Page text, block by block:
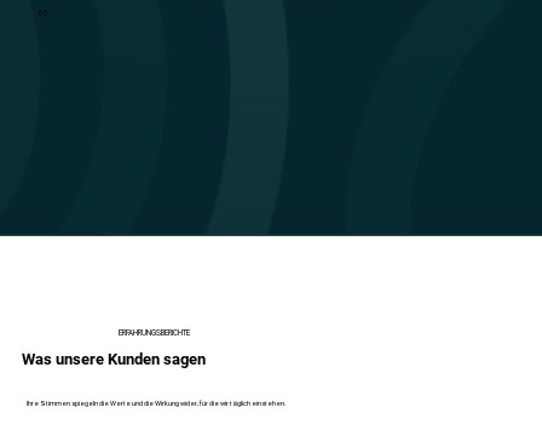
05
ERFAHRUNGSBERICHTE
Was unsere Kunden sagen
Ihre Stimmen spiegeln die Werte und die Wirkung wider, für die wir täglich einstehen.